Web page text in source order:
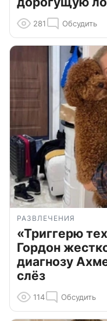
281 Обсудить
РАЗВЛЕЧЕНИЯ
«Триггерю
Гордон
диагнозу
слёз
114 Обсудить